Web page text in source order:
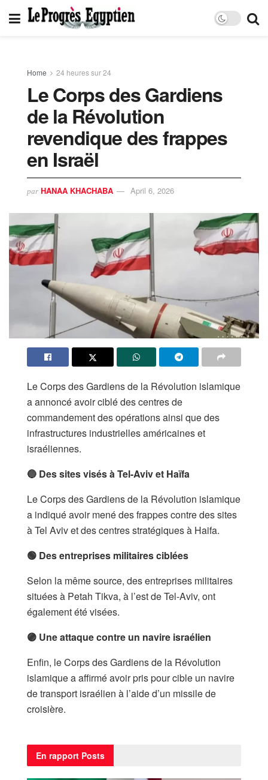
Home 24 heures sur 24
Le Corps des Gardiens
de la Révolution
revendique des frappes
en Israël
par HANAA KHACHABA April 6, 2026
Le Corps des Gardiens de la Révolution islamique
a annoncé avoir ciblé des centres de
commandement des opérations ainsi que des
infrastructures industrielles américaines et
israéliennes.
🔵 Des sites visés à Tel-Aviv et Haïfa
Le Corps des Gardiens de la Révolution islamique
a indiqué avoir mené des frappes contre des sites
à Tel Aviv et des centres stratégiques à Haifa.
🟢 Des entreprises militaires ciblées
Selon la même source, des entreprises militaires
situées à Petah Tikva, à l’est de Tel-Aviv, ont
également été visées.
🟣 Une attaque contre un navire israélien
Enfin, le Corps des Gardiens de la Révolution
islamique a affirmé avoir pris pour cible un navire
de transport israélien à l’aide d’un missile de
croisière.
En rapport Posts